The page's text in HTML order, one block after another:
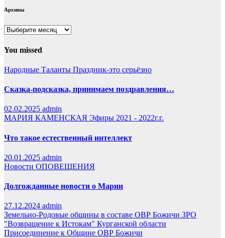
Архивы
Архивы
You missed
Народные Таланты Праздник-это серьёзно
Сказка-подсказка, принимаем поздравления…
02.02.2025 admin
МАРИЯ КАМЕНСКАЯ Эфиры 2021 - 2022г.г.
Что такое естественный интеллект
20.01.2025 admin
Новости ОПОВЕЩЕНИЯ
Долгожданные новости о Марии
27.12.2024 admin
Земельно-Родовые общины в составе ОВР Божичи ЗРО
"Возвращение к Истокам" Курганской области
Присоединение к Общине ОВР Божичи